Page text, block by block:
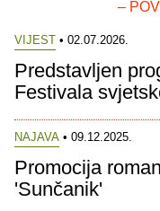
–
VIJEST • 02.07.2026.
Predstavljen
Festivala
NAJAVA • 09.12.2025.
Promocija
'Sunčanik'